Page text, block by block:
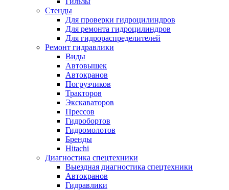
Стенды
Для проверки гидроцилиндров
Для ремонта гидроцилиндров
Для гидрораспределителей
Ремонт гидравлики
Виды
Автовышек
Автокранов
Погрузчиков
Тракторов
Экскаваторов
Прессов
Гидробортов
Гидромолотов
Бренды
Hitachi
Диагностика спецтехники
Выездная диагностика спецтехники
Автокранов
Гидравлики